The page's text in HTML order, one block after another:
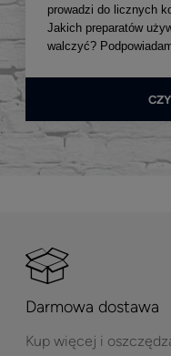
prowadzi do licznych
Jakich preparatów
walczyć?
Darmowa dostawa
Kup więcej i